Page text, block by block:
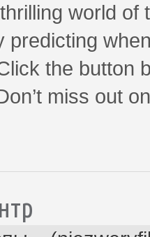
world
predicting
the button
miss out